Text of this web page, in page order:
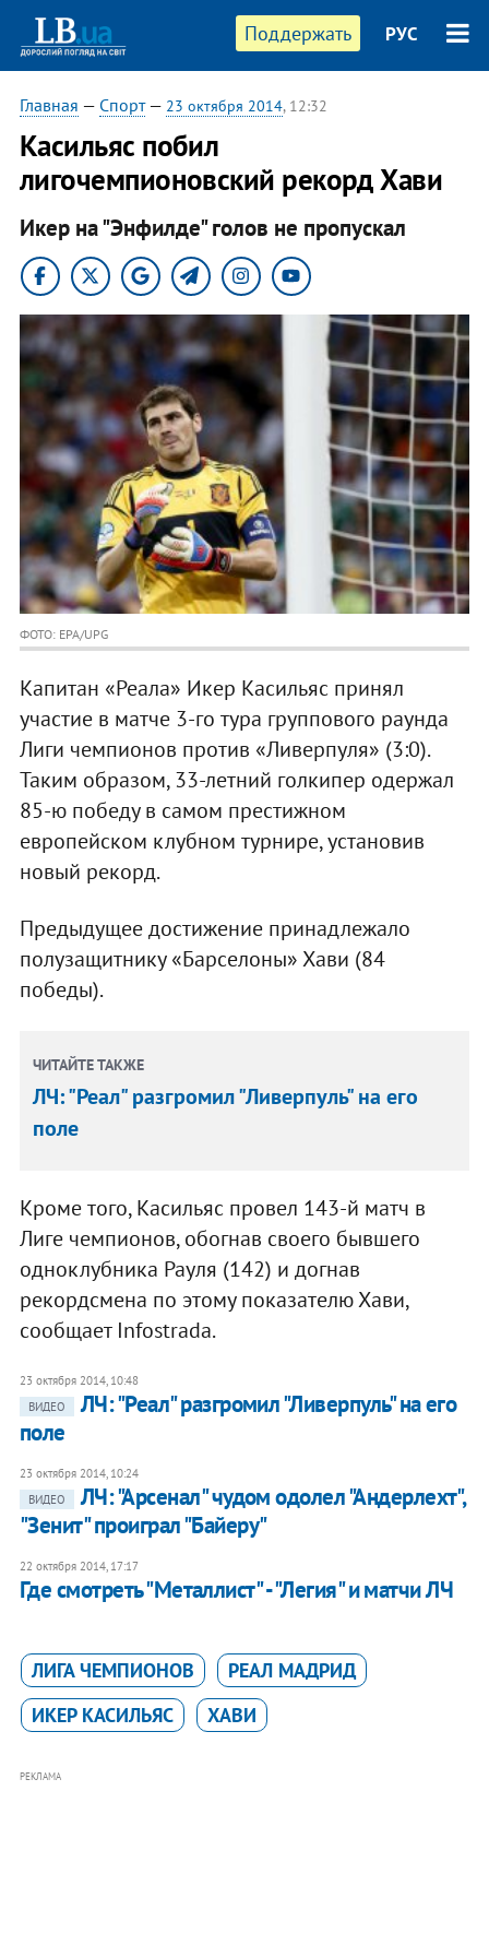
Поддержать РУС
Главная — Спорт— 23 октября 2014, 12:32
Касильяс побил
лигочемпионовский рекорд Хави
Икер на "Энфилде" голов не пропускал
ФОТО: EPA/UPG
Капитан «Реала» Икер Касильяс принял
участие в матче 3-го тура группового раунда
Лиги чемпионов против «Ливерпуля» (3:0).
Таким образом, 33-летний голкипер одержал
85-ю победу в самом престижном
европейском клубном турнире, установив
новый рекорд.
Предыдущее достижение принадлежало
полузащитнику «Барселоны» Хави (84
победы).
ЧИТАЙТЕ ТАКЖЕ
ЛЧ: "Реал" разгромил "Ливерпуль" на его
поле
Кроме того, Касильяс провел 143-й матч в
Лиге чемпионов, обогнав своего бывшего
одноклубника Рауля (142) и догнав
рекордсмена по этому показателю Хави,
сообщает Infostrada.
23 октября 2014, 10:48
ВИДЕО
ЛЧ: "Реал" разгромил "Ливерпуль" на его
поле
23 октября 2014, 10:24
ВИДЕО
ЛЧ: "Арсенал" чудом одолел "Андерлехт",
"Зенит" проиграл "Байеру"
22 октября 2014, 17:17
Где смотреть "Металлист" - "Легия" и матчи ЛЧ
ЛИГА ЧЕМПИОНОВ
РЕАЛ МАДРИД
ИКЕР КАСИЛЬЯС
ХАВИ
РЕКЛАМА